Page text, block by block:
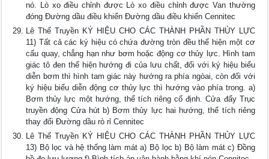
nó. Lò xo điều chỉnh được Lò xo điều chỉnh được Van thường
đóng Đường dầu điều khiển Đường dầu điều khiển Cennitec
Lê Thể Truyền KÝ HIỆU CHO CÁC THÀNH PHẦN THỦY LỰC
11) Tất cả các ký hiệu có chứa đường tròn đều thể hiện một cơ
cấu quay, chẳng hạn như bơm hoặc động cơ thủy lực. Hình tam
giác tô đen thể hiện hướng đi của lưu chất, đối với ký hiệu biểu
diễn bơm thì hình tam giác này hướng ra phía ngòai, còn đối với
ký hiệu biểu diễn động cơ thủy lực thì hướng vào phía trong. a)
Bơm thủy lực một hướng, thể tích riêng cố định. Cửa đẩy Trục
truyền động Cửa hút b) Bơm thủy lực hai hướng, thể tích riêng
thay đổi Đường dầu rò rỉ Cennitec
Lê Thể Truyền KÝ HIỆU CHO CÁC THÀNH PHẦN THỦY LỰC
13) Bộ lọc và hệ thống làm mát a) Bộ lọc b) Bộ làm mát c) Đồng